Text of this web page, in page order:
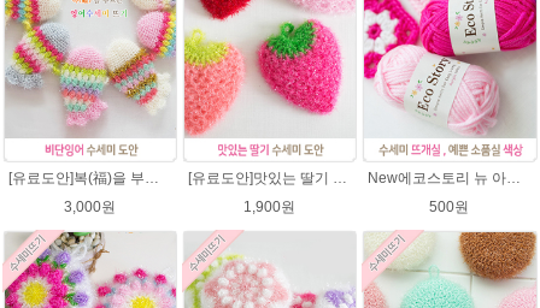
3,000원
1,900원
500원